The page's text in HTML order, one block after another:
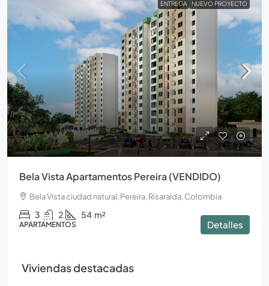
ENTREGA NUEVO PROYECTO
Bela Vista Apartamentos Pereira (VENDIDO)
Bela Vista ciudad natural, Pereira, Risaralda, Colombia
3 2 54 m²
APARTAMENTOS Detalles
Viviendas destacadas